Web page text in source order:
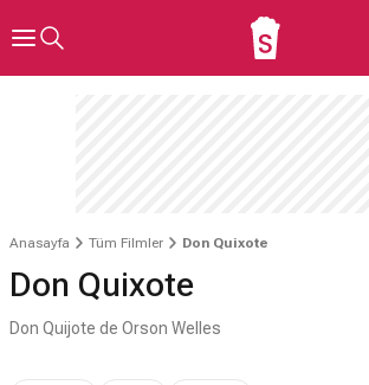
Anasayfa Tüm Filmler Don Quixote
Don Quixote
Don Quijote de Orson Welles